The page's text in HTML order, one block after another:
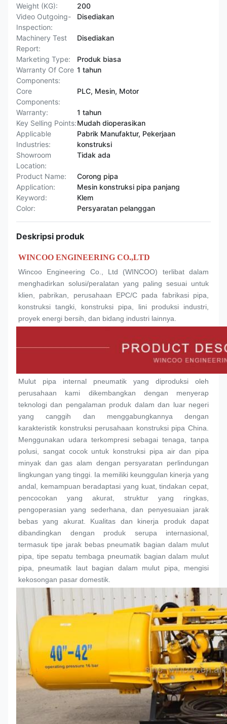
Weight (KG):
200
Video Outgoing-
Inspection:
Disediakan
Machinery Test
Report:
Disediakan
Marketing Type:
Produk biasa
Warranty Of Core
Components:
1 tahun
Core
Components:
PLC, Mesin, Motor
Warranty:
1 tahun
Key Selling Points:Mudah dioperasikan
Applicable
Industries:
Pabrik Manufaktur, Pekerjaan
konstruksi
Showroom
Location:
Tidak ada
Product Name:
Corong pipa
Application:
Mesin konstruksi pipa panjang
Keyword:
Klem
Color:
Persyaratan pelanggan
Deskripsi produk
WINCOO ENGINEERING CO.,LTD
Wincoo Engineering Co., Ltd (WINCOO) terlibat dalam
menghadirkan solusi/peralatan yang paling sesuai untuk
klien, pabrikan, perusahaan EPC/C pada fabrikasi pipa,
konstruksi tangki, konstruksi pipa, lini produksi industri,
proyek energi bersih, dan bidang industri lainnya.
Mulut pipa internal pneumatik yang diproduksi oleh
perusahaan kami dikembangkan dengan menyerap
teknologi dan pengalaman produk dalam dan luar negeri
yang canggih dan menggabungkannya dengan
karakteristik konstruksi perusahaan konstruksi pipa China.
Menggunakan udara terkompresi sebagai tenaga, tanpa
polusi, sangat cocok untuk konstruksi pipa air dan pipa
minyak dan gas alam dengan persyaratan perlindungan
lingkungan yang tinggi. Ia memiliki keunggulan kinerja yang
andal, kemampuan beradaptasi yang kuat, tindakan cepat,
pencocokan yang akurat, struktur yang ringkas,
pengoperasian yang sederhana, dan penyesuaian jarak
bebas yang akurat. Kualitas dan kinerja produk dapat
dibandingkan dengan produk serupa internasional,
termasuk tipe jarak bebas pneumatik bagian dalam mulut
pipa , tipe sepatu tembaga pneumatik bagian dalam mulut
pipa , pneumatik laut bagian dalam mulut pipa , mengisi
kekosongan pasar domestik.